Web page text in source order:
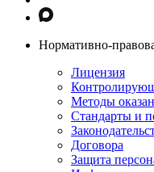
Нормативно-
Лицензия
Методы
Стандарты и
Договора
Защита